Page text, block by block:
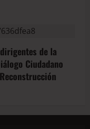
de la
Ciudadano